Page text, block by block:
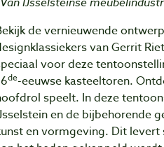
de vernieuwende
van Gerrit
voor deze
de-eeuwse kasteeltoren.
speelt. In deze
en de bijbehorende
en vormgeving. Dit